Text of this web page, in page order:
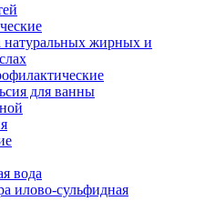
натуральных жирных и
для ванны
вода
илово-сульфидная